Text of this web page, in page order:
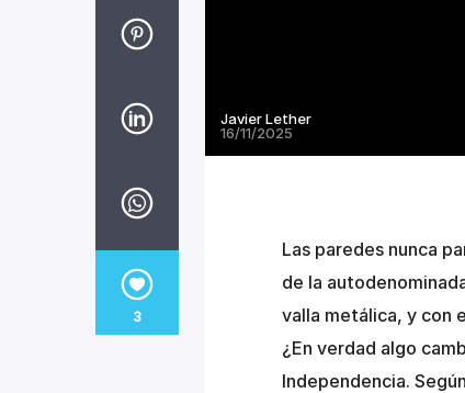
3
Javier Lether
16/11/2025
Las paredes nunca
de la
valla metálica, y con
¿En verdad algo
Independencia.